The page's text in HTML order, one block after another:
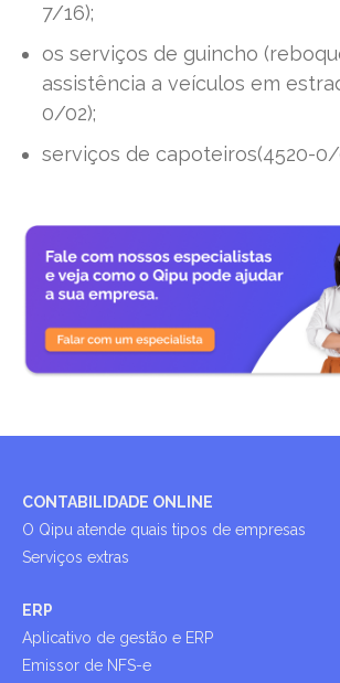
7/16);
os serviços de guincho
assistência a veículos em
0/02);
serviços de capoteiros(4520-0/
CONTABILIDADE ONLINE
O Qipu atende quais tipos de empresas
Serviços extras
ERP
Aplicativo de gestão e ERP
Emissor de NFS-e